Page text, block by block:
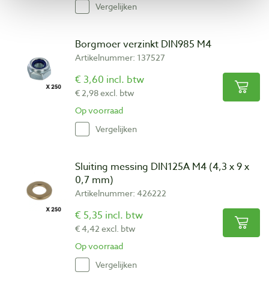
Vergelijken
Borgmoer verzinkt DIN985 M4
Artikelnummer: 137527
€ 3,60 incl. btw
€ 2,98 excl. btw
Op voorraad
Vergelijken
Sluiting messing DIN125A M4 (4,3 x 9 x
0,7 mm)
Artikelnummer: 426222
€ 5,35 incl. btw
€ 4,42 excl. btw
Op voorraad
Vergelijken